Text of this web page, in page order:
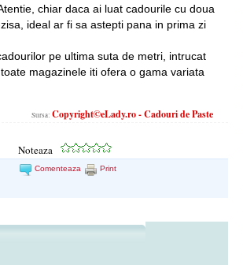
chiar daca ai luat cadourile cu doua
ideal ar fi sa astepti pana in prima zi
pe ultima suta de metri, intrucat
magazinele iti ofera o gama variata
Sursa: Copyright©eLady.ro - Cadouri de Paste
Noteaza
Comenteaza Print